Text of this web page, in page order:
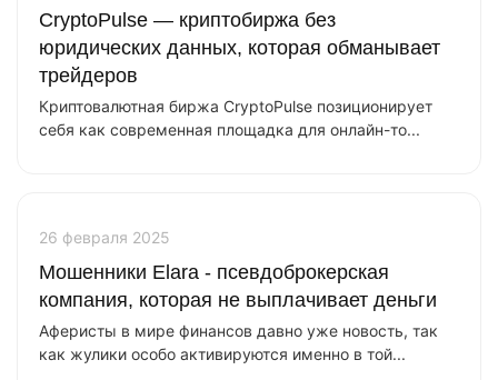
CryptoPulse — криптобиржа без
юридических данных, которая обманывает
трейдеров
Криптовалютная биржа CryptoPulse позиционирует
себя как современная площадка для онлайн-то...
26 февраля 2025
Мошенники Elara - псевдоброкерская
компания, которая не выплачивает деньги
Аферисты в мире финансов давно уже новость, так
как жулики особо активируются именно в той...